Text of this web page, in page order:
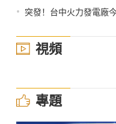
• 突發！台中火力發電廠
視頻
專題